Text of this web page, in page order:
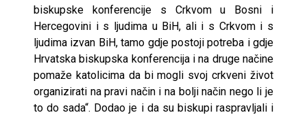
biskupske konferencije s Crkvom u Bosni i
Hercegovini i s ljudima u BiH, ali i s Crkvom i s
ljudima izvan BiH, tamo gdje postoji potreba i gdje
Hrvatska biskupska konferencija i na druge načine
pomaže katolicima da bi mogli svoj crkveni život
organizirati na pravi način i na bolji način nego li je
to do sada“. Dodao je i da su biskupi raspravljali i